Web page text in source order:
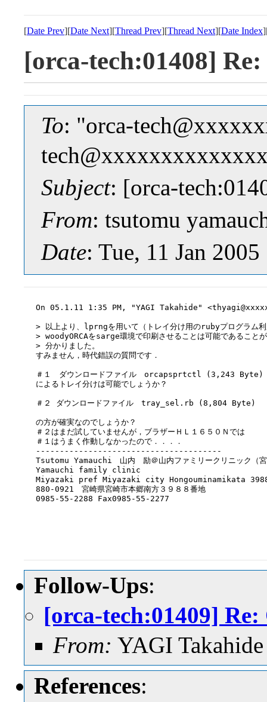
[Date Prev][Date Next][Thread Prev][Thread Next][Date Index
[orca-tech:01408]
To: "orca-
Subject: [orca-
From: tsutomu
Date: Tue, 11 Jan
On 05.1.11 1:35 PM, "YAGI Takahide"
> 以上より、lprngを用いて（トレイ分け用のrubyプログラム
> woodyORCAをsarge環境で印刷させることは可能であることが
> 分かりました。
すみません，時代錯誤の質問です．
＃１　ダウンロードファイル　orcapsprtctl (3,243 Byte)
によるトレイ分けは可能でしょうか？
＃２ ダウンロードファイル　tray_sel.rb (8,804 Byte)
の方が確実なのでしょうか？
＃２はまだ試していませんが，ブラザーＨＬ１６５０Ｎでは
＃１はうまく作動しなかったので．．．．
---------------------------------------
Tsutomu Yamauchi　山内　励＠山内ファミリークリニック（
Yamauchi family clinic
Miyazaki pref Miyazaki city Hongouminamikata
880-0921　宮崎県宮崎市本郷南方３９８８番地
0985-55-2288 Fax0985-55-2277
Follow-Ups:
[orca-tech:01409]
From: YAGI Takahide
References: